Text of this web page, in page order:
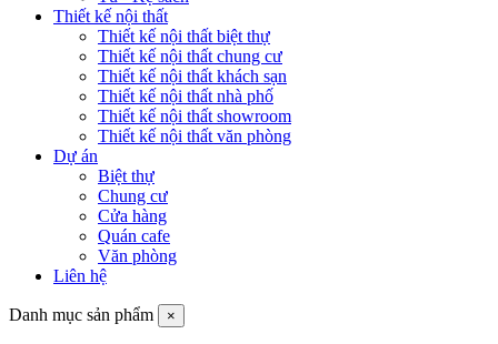
Thiết kế nội thất
Thiết kế nội thất biệt thự
Thiết kế nội thất chung cư
Thiết kế nội thất khách sạn
Thiết kế nội thất nhà phố
Thiết kế nội thất showroom
Thiết kế nội thất văn phòng
Dự án
Biệt thự
Chung cư
Cửa hàng
Quán cafe
Văn phòng
Liên hệ
Danh mục sản phẩm ×